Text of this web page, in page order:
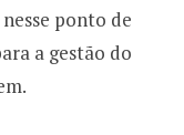
ponto de
a gestão do